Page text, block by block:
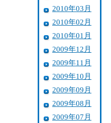
2010年03月
2010年02月
2010年01月
2009年12月
2009年11月
2009年10月
2009年09月
2009年08月
2009年07月